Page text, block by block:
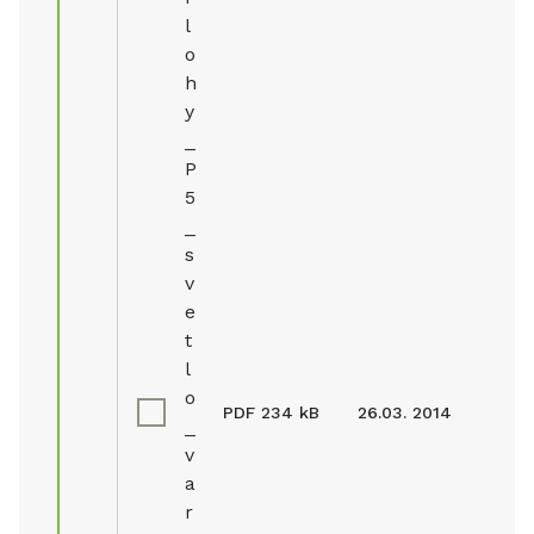
l
o
h
y
P
5
s
v
e
t
l
o
v
a
r
PDF 234 kB 26.03. 2014